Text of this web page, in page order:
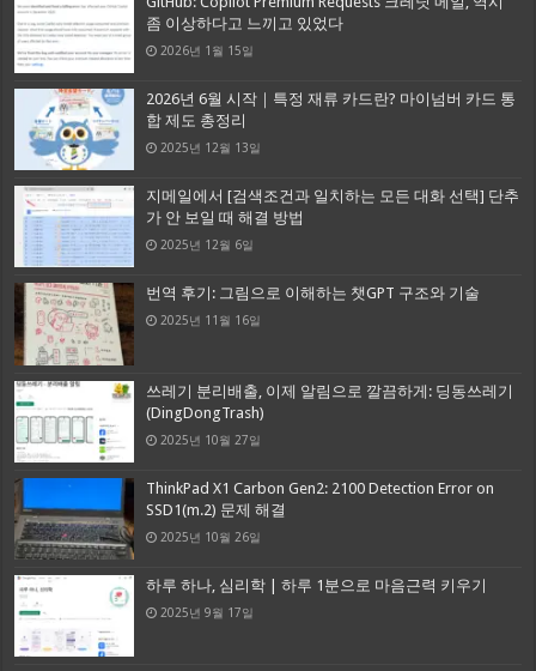
좀 이상하다고 느끼고 있었다
2026년 1월 15일
2026년 6월 시작｜특정 재류 카드란? 마이넘버 카드 통
합 제도 총정리
2025년 12월 13일
지메일에서 [검색조건과 일치하는 모든 대화 선택] 단추
가 안 보일 때 해결 방법
2025년 12월 6일
번역 후기: 그림으로 이해하는 챗GPT 구조와 기술
2025년 11월 16일
쓰레기 분리배출, 이제 알림으로 깔끔하게: 딩동쓰레기
(DingDongTrash)
2025년 10월 27일
ThinkPad X1 Carbon Gen2: 2100 Detection Error on
SSD1(m.2) 문제 해결
2025년 10월 26일
하루 하나, 심리학 | 하루 1분으로 마음근력 키우기
2025년 9월 17일